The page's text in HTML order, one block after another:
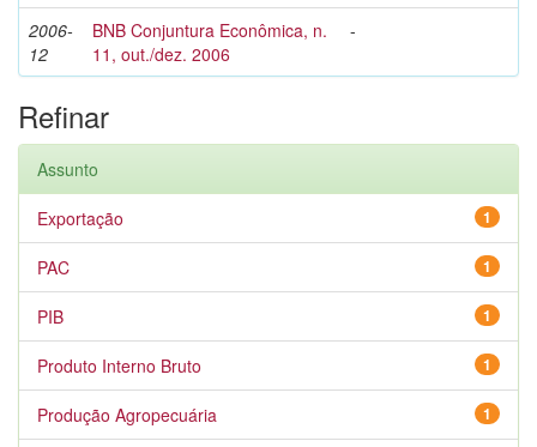
2006-
12
BNB Conjuntura Econômica, n.
11, out./dez. 2006
-
Refinar
Assunto
1
Exportação
1
PAC
1
PIB
1
Produto Interno Bruto
1
Produção Agropecuária